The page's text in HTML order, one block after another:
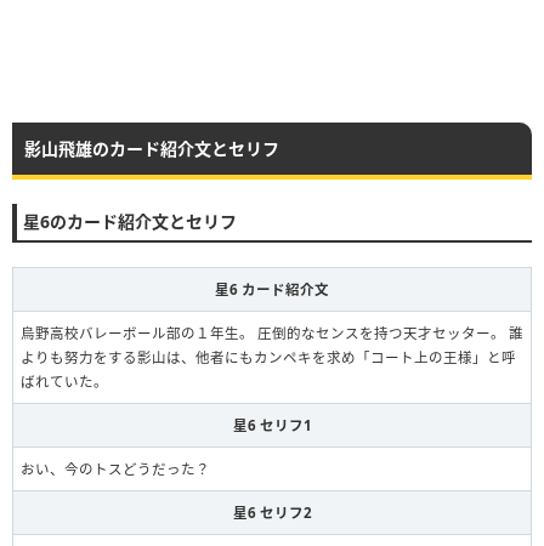
影山飛雄のカード紹介文とセリフ
星6のカード紹介文とセリフ
星6 カード紹介文
烏野高校バレーボール部の１年生。 圧倒的なセンスを持つ天才セッター。 誰
よりも努力をする影山は、他者にもカンペキを求め「コート上の王様」と呼
ばれていた。
星6 セリフ1
おい、今のトスどうだった？
星6 セリフ2